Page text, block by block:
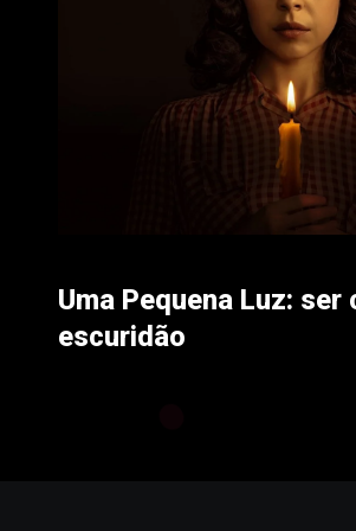
Uma Pequena Luz: ser
escuridão